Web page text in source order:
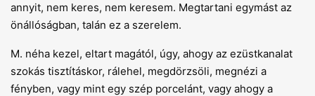
annyit, nem keres, nem keresem. Megtartani egymást az
önállóságban, talán ez a szerelem.
M. néha kezel, eltart magától, úgy, ahogy az ezüstkanalat
szokás tisztításkor, rálehel, megdörzsöli, megnézi a
fényben, vagy mint egy szép porcelánt, vagy ahogy a